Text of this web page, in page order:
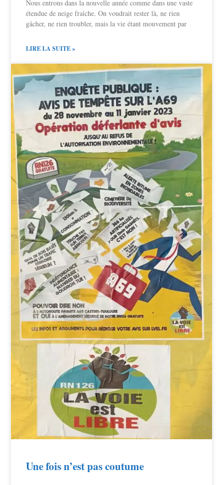
Nous entrons dans la nouvelle année comme dans une vaste
étendue de neige fraîche. On voudrait rester là, ne rien
gâcher, ne rien troubler, mais la vie étant mouvement par
LIRE LA SUITE »
Une fois n’est pas coutume